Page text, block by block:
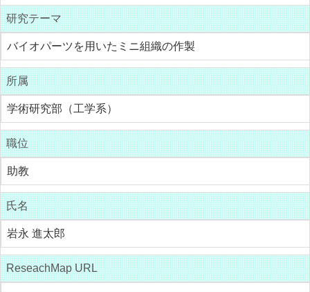
研究テーマ
バイオパーツを用いたミニ組織の作製
所属
学術研究部（工学系）
職位
助教
氏名
岩永 進太郎
ReseachMap URL